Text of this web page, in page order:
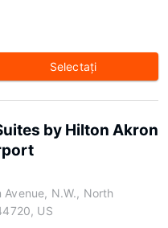
Selectaţi
by Hilton Akron
N.W., North
US